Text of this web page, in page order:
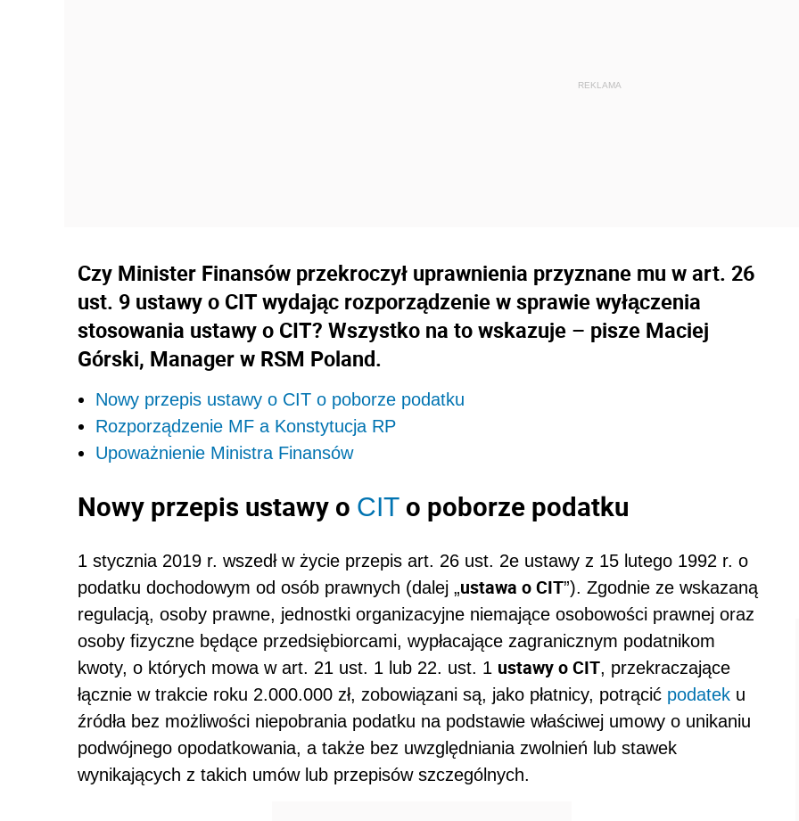
Czy Minister Finansów przekroczył uprawnienia przyznane mu w art. 26
ust. 9 ustawy o CIT wydając rozporządzenie w sprawie wyłączenia
stosowania ustawy o CIT? Wszystko na to wskazuje – pisze Maciej
Górski, Manager w RSM Poland.
Nowy przepis ustawy o CIT o poborze podatku
Rozporządzenie MF a Konstytucja RP
Upoważnienie Ministra Finansów
Nowy przepis ustawy o CIT o poborze podatku
1 stycznia 2019 r. wszedł w życie przepis art. 26 ust. 2e ustawy z 15 lutego 1992 r. o
podatku dochodowym od osób prawnych (dalej „ustawa o CIT”). Zgodnie ze wskazaną
regulacją, osoby prawne, jednostki organizacyjne niemające osobowości prawnej oraz
osoby fizyczne będące przedsiębiorcami, wypłacające zagranicznym podatnikom
kwoty, o których mowa w art. 21 ust. 1 lub 22. ust. 1 ustawy o CIT, przekraczające
łącznie w trakcie roku 2.000.000 zł, zobowiązani są, jako płatnicy, potrącić podatek u
źródła bez możliwości niepobrania podatku na podstawie właściwej umowy o unikaniu
podwójnego opodatkowania, a także bez uwzględniania zwolnień lub stawek
wynikających z takich umów lub przepisów szczególnych.